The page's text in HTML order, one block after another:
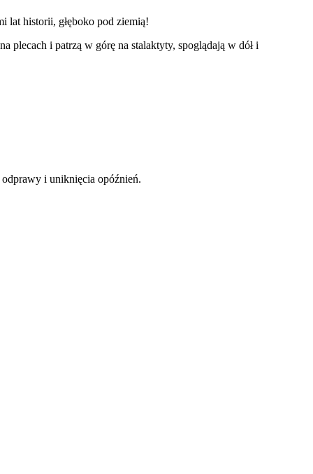
lat historii, głęboko pod ziemią!
plecach i patrzą w górę na stalaktyty, spoglądają w dół i
i uniknięcia opóźnień.